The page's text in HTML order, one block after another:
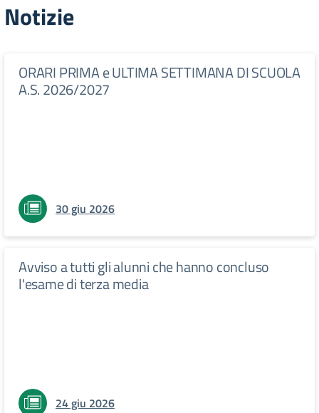
Notizie
ORARI PRIMA e ULTIMA SETTIMANA DI SCUOLA
A.S. 2026/2027
30 giu 2026
Avviso a tutti gli alunni che hanno concluso
l'esame di terza media
24 giu 2026